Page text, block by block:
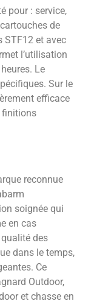
pour : service,
de
STF12 et avec
l’utilisation
Le
Sur le
efficace
finitions
reconnue
soignée qui
en cas
des
dans le temps,
Ce
Outdoor,
et chasse en